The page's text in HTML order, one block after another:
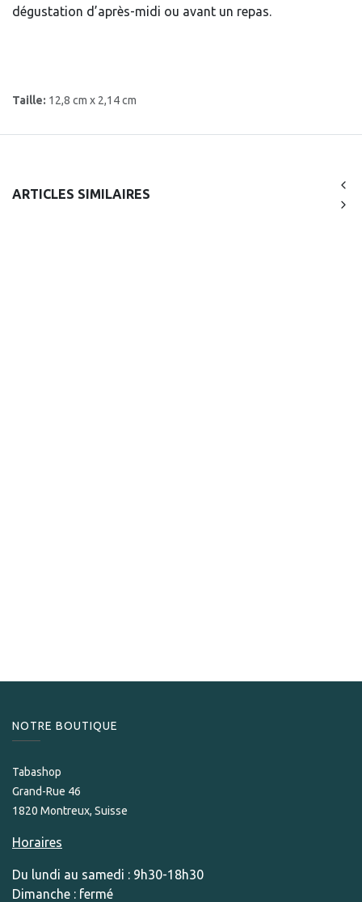
dégustation d’après-midi ou avant un repas.
Taille: 12,8 cm x 2,14 cm
ARTICLES SIMILAIRES
NOTRE BOUTIQUE
Tabashop
Grand-Rue 46
1820 Montreux, Suisse
Horaires
Du lundi au samedi : 9h30-18h30
Dimanche : fermé